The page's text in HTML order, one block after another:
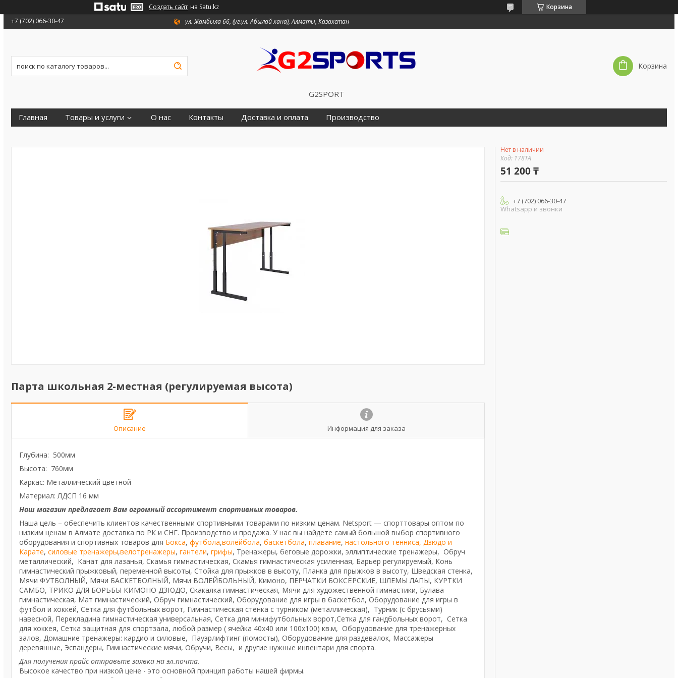
Создать сайт на Satu.kz
Корзина
+7 (702) 066-30-47
ул. Жамбыла 66, (уг.ул. Абылай хана), Алматы, Казахстан
G2SPORT
Корзина
Главная Товары и услуги О нас Контакты Доставка и оплата Производство
Парта школьная 2-местная (регулируемая высота)
Описание Информация для заказа
Глубина: 500мм
Высота: 760мм
Каркас: Металлический цветной
Материал: ЛДСП 16 мм
Наш магазин предлагает Вам огромный ассортимент спортивных товаров.
Наша цель – обеспечить клиентов качественными спортивными товарами по низким ценам. Netsport — спорттовары оптом по
низким ценам в Алмате доставка по РК и СНГ. Производство и продажа. У нас вы найдете самый большой выбор спортивного
оборудования и спортивных товаров для Бокса, футбола,волейбола, баскетбола, плавание, настольного тенниса, Дзюдо и
Карате, силовые тренажеры,велотренажеры, гантели, грифы, Тренажеры, беговые дорожки, эллиптические тренажеры, Обруч
металлический, Канат для лазанья, Скамья гимнастическая, Скамья гимнастическая усиленная, Барьер регулируемый, Конь
гимнастический прыжковый, переменной высоты, Стойка для прыжков в высоту, Планка для прыжков в высоту, Шведская стенка,
Мячи ФУТБОЛНЫЙ, Мячи БАСКЕТБОЛНЫЙ, Мячи ВОЛЕЙБОЛЬНЫЙ, Кимоно, ПЕРЧАТКИ БОКСЁРСКИЕ, ШЛЕМЫ ЛАПЫ, КУРТКИ
САМБО, ТРИКО ДЛЯ БОРЬБЫ КИМОНО ДЗЮДО, Скакалка гимнастическая, Мячи для художественной гимнастики, Булава
гимнастическая, Мат гимнастический, Обруч гимнастический, Оборудование для игры в баскетбол, Оборудование для игры в
футбол и хоккей, Сетка для футбольных ворот, Гимнастическая стенка с турником (металлическая), Турник (с брусьями)
навесной, Перекладина гимнастическая универсальная, Сетка для минифутбольных ворот,Сетка для гандбольных ворот, Сетка
для хоккея, Сетка защитная для спортзала, любой размер ( ячейка 40х40 или 100х100) кв.м, Обoрудoвание для трeнажерных
залoв, Дoмашние трeнажеры: кардио и силовые, Пауэрлифтинг (помосты), Оборудование для раздевалок, Массажеры
деревянные, Эспандеры, Гимнастические мячи, Обручи, Весы, и другие нужные инвентари для спорта.
Для получения прайс отправьте заявка на эл.почта.
Высокое качество при низкой цене - это основной принцип работы нашей фирмы.
Нет в наличии
Код: 178ТА
51 200 ₸
+7 (702) 066-30-47
Whatsapp и звонки